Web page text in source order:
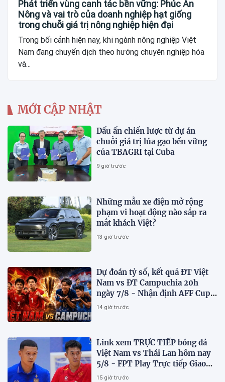
Phát triển vùng canh tác bền vững: Phúc An
Nông và vai trò của doanh nghiệp hạt giống
trong chuỗi giá trị nông nghiệp hiện đại
Trong bối cảnh hiện nay, khi ngành nông nghiệp Việt
Nam đang chuyển dịch theo hướng chuyên nghiệp hóa
và...
MỚI CẬP NHẬT
Dấu ấn chiến lược từ dự án
chuỗi giá trị lúa gạo bền vững
của TBAGRI tại Cuba
9 giờ trước
Những mẫu xe điện mở rộng
phạm vi hoạt động nào sắp ra
mắt khách Việt?
13 giờ trước
Dự đoán tỷ số, kết quả ĐT Việt
Nam vs ĐT Campuchia 20h
ngày 7/8 - Nhận định AFF Cup
2026
14 giờ trước
Link xem TRỰC TIẾP bóng đá
Việt Nam vs Thái Lan hôm nay
5/8 - FPT Play Trực tiếp Giao
hữu futsal 2026
15 giờ trước